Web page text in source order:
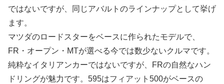
ではないですが、同じアバルトのラインナップとして挙げ
ます。
マツダのロードスターをベースに作られたモデルで、
FR・オープン・MTが選べる今では数少ないクルマです。
純粋なイタリアンカーではないですが、FRの自然なハン
ドリングが魅力です。595はフィアット500がベースの